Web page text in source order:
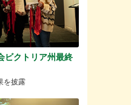
ビクトリア州最終
を披露